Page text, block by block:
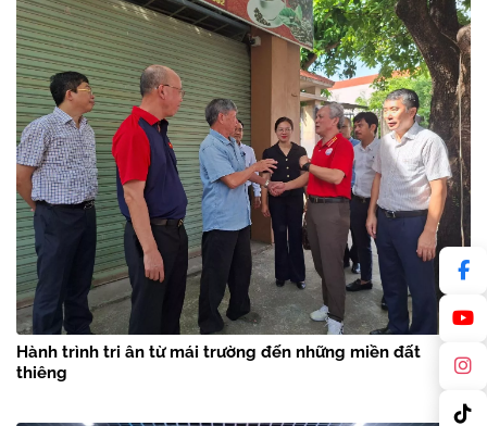
Hành trình tri ân từ mái trường đến những miền đất
thiêng